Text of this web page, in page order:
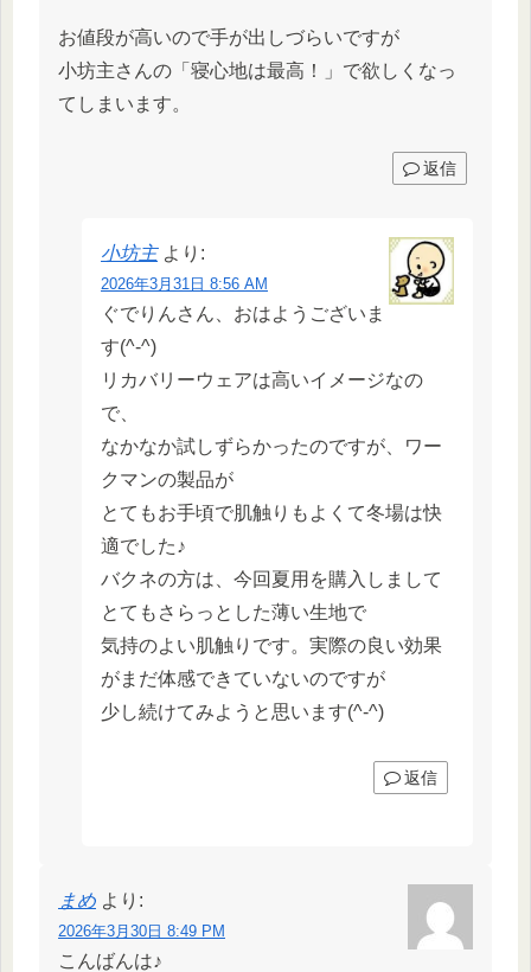
お値段が高いので手が出しづらいですが
小坊主さんの「寝心地は最高！」で欲しくなっ
てしまいます。
返信
小坊主 より:
2026年3月31日 8:56 AM
ぐでりんさん、おはようございま
す(^-^)
リカバリーウェアは高いイメージなの
で、
なかなか試しずらかったのですが、ワー
クマンの製品が
とてもお手頃で肌触りもよくて冬場は快
適でした♪
バクネの方は、今回夏用を購入しまして
とてもさらっとした薄い生地で
気持のよい肌触りです。実際の良い効果
がまだ体感できていないのですが
少し続けてみようと思います(^-^)
返信
まめ より:
2026年3月30日 8:49 PM
こんばんは♪